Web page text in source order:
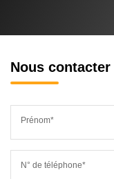
Nous contacter
Prénom*
N° de téléphone*